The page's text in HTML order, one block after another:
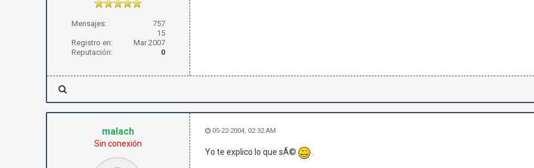
Mensajes:
757
15
Registro en:
Mar 2007
Reputación:
0
malach
Sin conexión
05-22-2004, 02:32 AM
Yo te explico lo que sÃ© .